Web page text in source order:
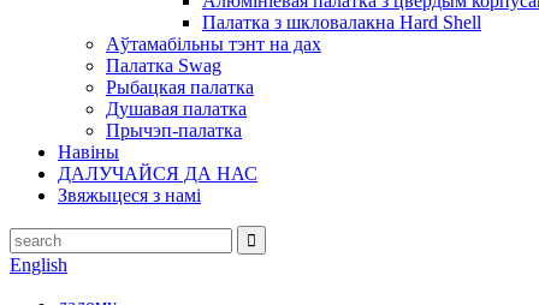
Палатка з шкловалакна Hard Shell
Аўтамабільны тэнт на дах
Палатка Swag
Рыбацкая палатка
Душавая палатка
Прычэп-палатка
Навіны
ДАЛУЧАЙСЯ ДА НАС
Звяжыцеся з намі
English